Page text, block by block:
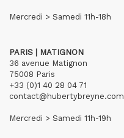
Mercredi > Samedi 11h-18h
PARIS | MATIGNON
36 avenue Matignon
75008 Paris
+33 (0)1 40 28 04 71
contact@hubertybreyne.com
Mercredi > Samedi 11h-19h